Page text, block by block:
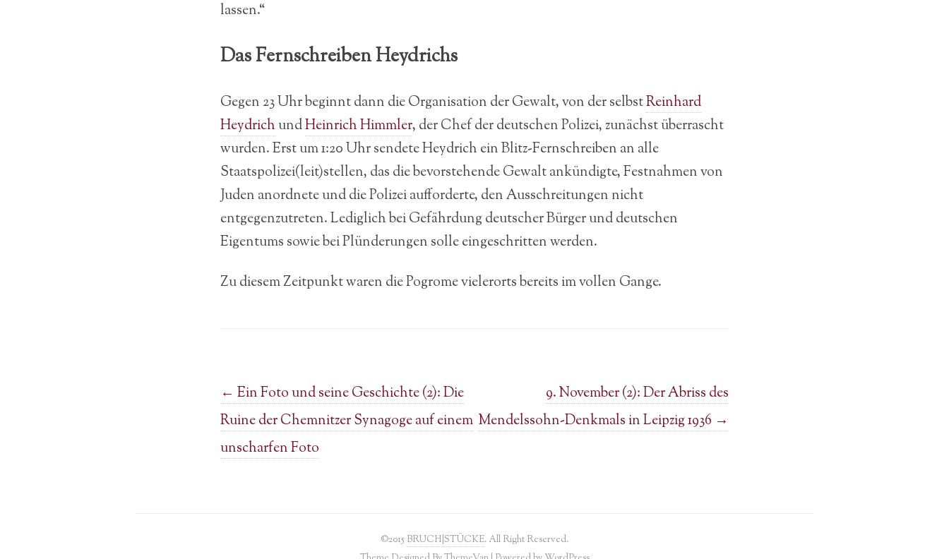
lassen.“
Das Fernschreiben Heydrichs
Gegen 23 Uhr beginnt dann die Organisation der Gewalt, von der selbstReinhard
HeydrichundHeinrich Himmler, der Chef der deutschen Polizei, zunächst überrascht
wurden. Erst um 1:20 Uhr sendete Heydrich ein Blitz-Fernschreiben an alle
Staatspolizei(leit)stellen, das die bevorstehende Gewalt ankündigte, Festnahmen von
Juden anordnete und die Polizei aufforderte, den Ausschreitungen nicht
entgegenzutreten. Lediglich bei Gefährdung deutscher Bürger und deutschen
Eigentums sowie bei Plünderungen solle eingeschritten werden.
Zu diesem Zeitpunkt waren die Pogrome vielerorts bereits im vollen Gange.
Post navigation
← Ein Foto und seine Geschichte (2): Die
Ruine der Chemnitzer Synagoge auf einem
unscharfen Foto
9. November (2): Der Abriss des
Mendelssohn-Denkmals in Leipzig 1936 →
©2015 BRUCH|STÜCKE. All Right Reserved.